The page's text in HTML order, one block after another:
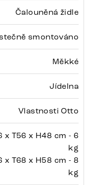
Čalouněná židle
smontováno
Měkké
Jídelna
Vlastnosti Otto
x T56 x H48 cm - 6
kg
x T68 x H58 cm - 8
kg